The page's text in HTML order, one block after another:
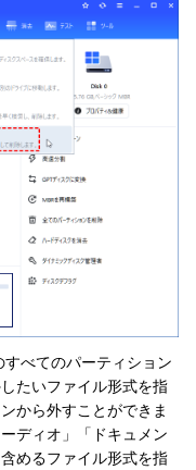
べてのパーティション
たいファイル形式を指
から外すことができま
ディオ」「ドキュメン
めるファイル形式を指